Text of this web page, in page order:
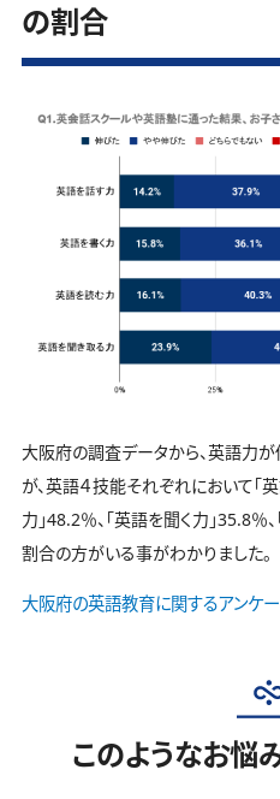
の割合
大阪府の調査データから、英語力
が、英語４技能それぞれにおいて「
力」48.2％、「英語を聞く力」35.8％
割合の方がいる事がわかりました。
大阪府の英語教育に関するアンケ
このようなお悩